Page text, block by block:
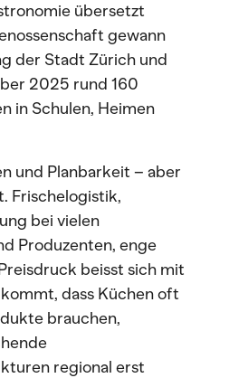
übersetzt
gewann
der Stadt Zürich und
2025 rund 160
in Schulen, Heimen
und Planbarkeit – aber
Frischelogistik,
bei vielen
Produzenten, enge
beisst sich mit
dass Küchen oft
brauchen,
regional erst